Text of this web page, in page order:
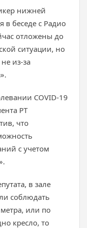
нижней
в беседе с Радио
отложены до
ситуации, но
из-за
COVID-19
РТ
что
с учетом
в зале
соблюдать
или по
кресло, то